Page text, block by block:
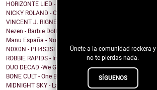
Únete a la comunidad rockera y
no te pierdas nada.
SÍGUENOS
HORIZONTE LIED - Memorias de Crónicas Futuras [Rem...
NICKY ROLAND - Carried Away
VINCENT J. RIGNEY - Beautiful Human
Nezen - Barbie Doll
Manu España - No me importa cómo voy a acabar
N0X0N - PH4S3SH1FT
ROBBIE RAPIDS - In Our House
DUO DECAD -We Got It All Worked Out
BONE CULT - One By One
MIDNIGHT SKY - Last Hope for the Modern World